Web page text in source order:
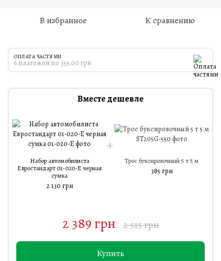
В избранное К сравнению
ОПЛАТА ЧАСТЯМИ
6 платежей по 355.00 грн
Вместе дешевле
Набор автомобилиста
Евростандарт 01-020-Е черная
сумка
2 130 грн
Трос буксировочный 5 т 5 м
385 грн
2 389 грн 2 515 грн
Купить